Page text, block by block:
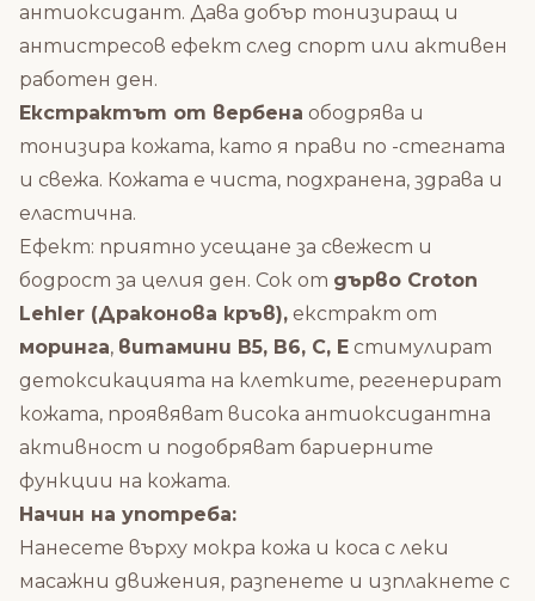
антиоксидант. Дава добър тонизиращ и
антистресов ефект след спорт или активен
работен ден.
Екстрактът от вербена ободрява и
тонизира кожата, като я прави по -стегната
и свежа. Кожата е чиста, подхранена, здрава и
еластична.
Ефект: приятно усещане за свежест и
бодрост за целия ден. Сок от дърво Croton
Lehler (Драконова кръв), екстракт от
моринга, витамини В5, В6, С, Е стимулират
детоксикацията на клетките, регенерират
кожата, проявяват висока антиоксидантна
активност и подобряват бариерните
функции на кожата.
Начин на употреба:
Нанесете върху мокра кожа и коса с леки
масажни движения, разпенете и изплакнете с